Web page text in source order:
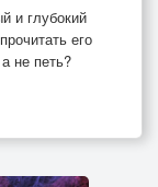
и глубокий
его
не петь?